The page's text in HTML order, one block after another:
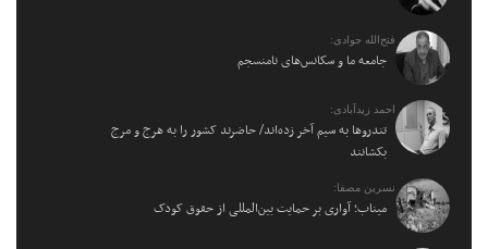
فتح‌الله جوادی:
جامعه ما و سکانس‌های نامنسجم
احمد زیدآبادی:
تندروها به سیم آخر زده‌اند/ حاضرند کشور را به هرج و مرج
بکشانند
نسرین مصفا:
میناب؛ آواری بر حمایت بین‌المللی از حقوق کودک